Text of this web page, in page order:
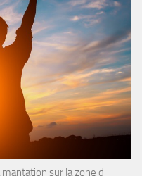
sur la zone d